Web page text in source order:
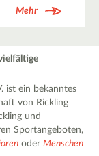
Mehr
ist ein bekanntes
von Rickling
und
Sportangeboten,
oderMenschen